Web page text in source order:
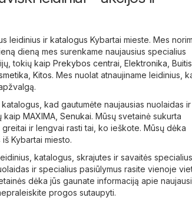
leidinius ir katalogus Kybartai mieste. Mes
dieną mes surenkame naujausius specialius
tokių kaip Prekybos centrai, Elektronika,
, Kitos. Mes nuolat atnaujiname leidinius,
kad gautumėte naujausias nuolaidas ir
kaip MAXIMA, Senukai. Mūsų svetainė sukurta
ir lengvai rasti tai, ko ieškote. Mūsų dėka
Kybartai miesto.
katalogus, skrajutes ir savaitės specialius
ir specialius pasiūlymus rasite vienoje
dėka jūs gaunate informaciją apie
progos sutaupyti.